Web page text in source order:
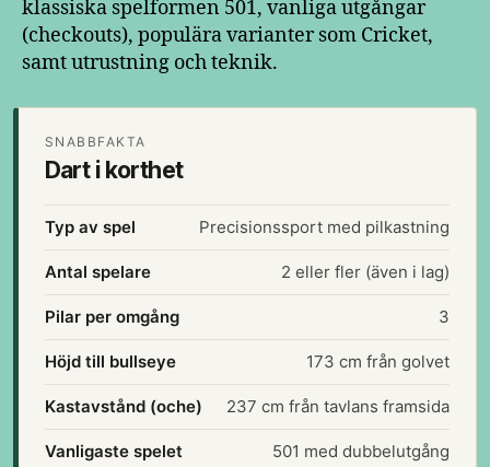
klassiska spelformen 501, vanliga utgångar
(checkouts), populära varianter som Cricket,
samt utrustning och teknik.
SNABBFAKTA
Dart i korthet
Typ av spel Precisionssport med pilkastning
Antal spelare 2 eller fler (även i lag)
Pilar per omgång 3
Höjd till bullseye 173 cm från golvet
Kastavstånd (oche) 237 cm från tavlans framsida
Vanligaste spelet 501 med dubbelutgång